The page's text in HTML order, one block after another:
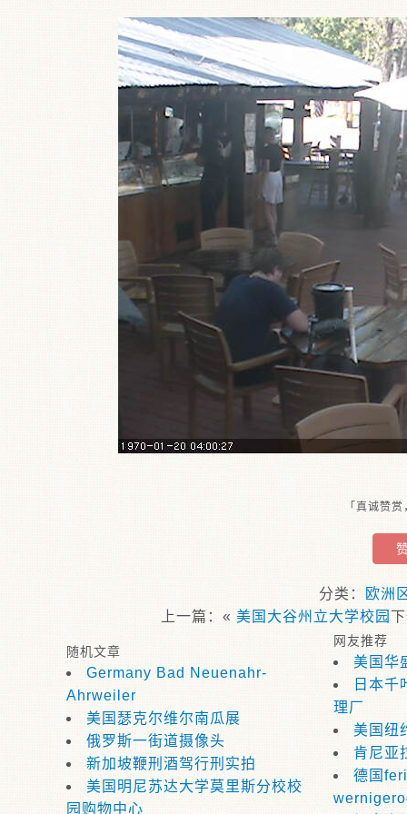
「真诚赞
分类：
欧洲
上一篇：« 美国大谷州立大学校园
随机文章
Germany Bad Neuenahr-
Ahrweiler
美国瑟克尔维尔南瓜展
俄罗斯一街道摄像头
新加坡鞭刑酒驾行刑实拍
美国明尼苏达大学莫里斯分校校
园购物中心
网友推荐
美国华
日本千
理厂
美国纽
肯尼亚
德国